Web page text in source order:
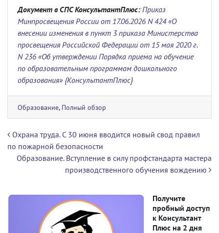
Документ в СПС КонсультантПлюс: Приказ
Минпросвещения России от 17.06.2026 N 424 «О
внесении изменения в пункт 3 приказа Министерства
просвещения Российской Федерации от 15 мая 2020 г.
N 236 «Об утверждении Порядка приема на обучение
по образовательным программам дошкольного
образования» {КонсультантПлюс}
Образование, Полный обзор
Навигация по записям
Охрана труда. С 30 июня вводится новый свод правил
по пожарной безопасности
Образование. Вступление в силу профстандарта мастера
производственного обучения вождению
Получите
пробный доступ
к Консультант
Плюс на 2 дня